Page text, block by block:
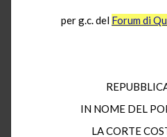
per g.c. del Forum di
IN NOME DEL
LA CORTE